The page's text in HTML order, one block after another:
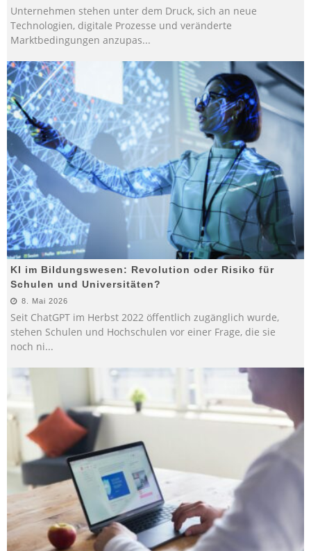
Unternehmen stehen unter dem Druck, sich an neue
Technologien, digitale Prozesse und veränderte
Marktbedingungen anzupas...
KI im Bildungswesen: Revolution oder Risiko für
Schulen und Universitäten?
8. Mai 2026
Seit ChatGPT im Herbst 2022 öffentlich zugänglich wurde,
stehen Schulen und Hochschulen vor einer Frage, die sie
noch ni...